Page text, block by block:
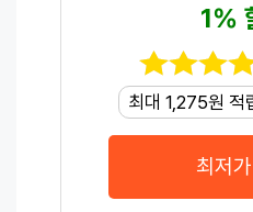
1%
최대 1,275원 적
최저